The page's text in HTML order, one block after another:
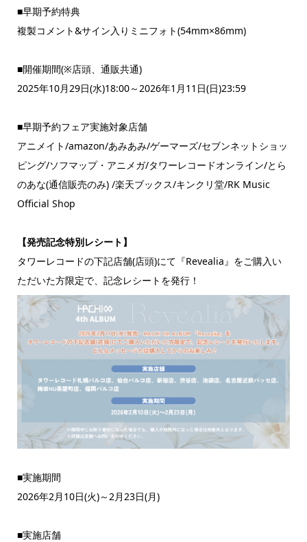
■早期予約特典
複製コメント&サイン入りミニフォト(54mm×86mm)
■開催期間(※店頭、通販共通)
2025年10月29日(水)18:00～2026年1月11日(日)23:59
■早期予約フェア実施対象店舗
アニメイト/amazon/あみあみ/ゲーマーズ/セブンネットショッ
ピング/ソフマップ・アニメガ/タワーレコードオンライン/とら
のあな(通信販売のみ) /楽天ブックス/キンクリ堂/RK Music
Official Shop
【発売記念特別レシート】
タワーレコードの下記店舗(店頭)にて『Revealia』をご購入い
ただいた方限定で、記念レシートを発行！
■実施期間
2026年2月10日(火)～2月23日(月)
■実施店舗